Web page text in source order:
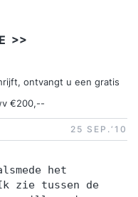
>>
ontvangt u een gratis
€200,--
25 SEP.‘10
het
zie tussen de